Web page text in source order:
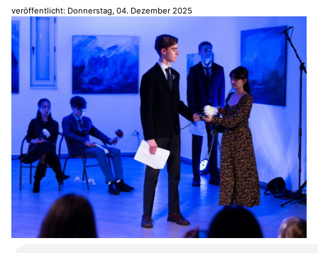
veröffentlicht: Donnerstag, 04. Dezember 2025